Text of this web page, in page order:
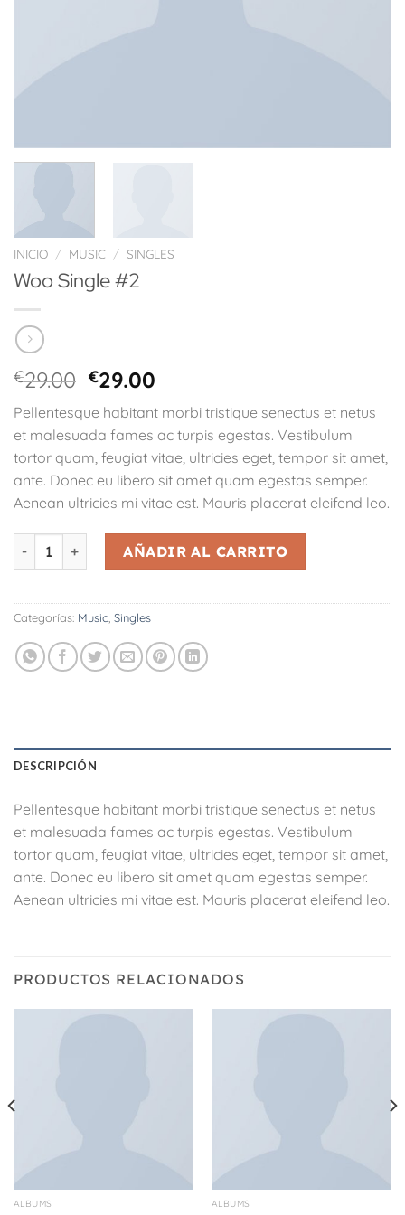
INICIO / MUSIC / SINGLES
Woo Single #2
€29.00 El
precio
original
era:
€29.00.
€29.00
precio
actual
es:
€29.00.
Pellentesque habitant morbi tristique senectus et netus
et malesuada fames ac turpis egestas. Vestibulum
tortor quam, feugiat vitae, ultricies eget, tempor sit amet,
ante. Donec eu libero sit amet quam egestas semper.
Aenean ultricies mi vitae est. Mauris placerat eleifend leo.
Woo Single #2 cantidadAÑADIR AL CARRITO
Categorías: Music Singles
DESCRIPCIÓN
Pellentesque habitant morbi tristique senectus et netus
et malesuada fames ac turpis egestas. Vestibulum
tortor quam, feugiat vitae, ultricies eget, tempor sit amet,
ante. Donec eu libero sit amet quam egestas semper.
Aenean ultricies mi vitae est. Mauris placerat eleifend leo.
PRODUCTOS RELACIONADOS
ALBUMS ALBUMS